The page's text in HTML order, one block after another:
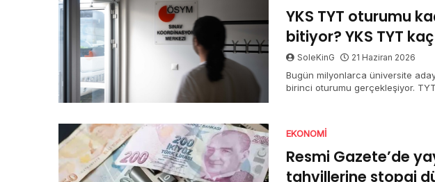
YKS TYT oturumu
bitiyor? YKS TYT
SoleKinG 21 Haziran 2026
Bugün milyonlarca üniversite
birinci oturumu gerçekleşiyor.
sürüyor” sorusuna yanıt arıyor.
EKONOMI
Resmi Gazete’de
tahvillerine stopaj